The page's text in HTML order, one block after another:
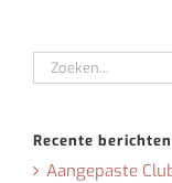
Zoeken
naar:
Recente berichten
Aangepaste